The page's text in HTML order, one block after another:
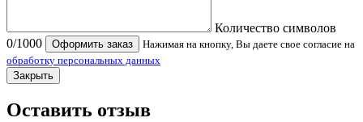
Количество символов
0/1000 Оформить заказ
Нажимая на кнопку, Вы даете свое согласие на
обработку персональных данных
Закрыть
Оставить отзыв